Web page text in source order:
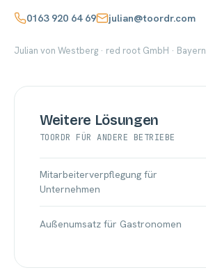
0163 920 64 69 julian@toordr.com
Julian von Westberg · red root GmbH · Bayern
Weitere Lösungen
TOORDR FÜR ANDERE BETRIEBE
Mitarbeiterverpflegung für
Unternehmen
Außenumsatz für Gastronomen